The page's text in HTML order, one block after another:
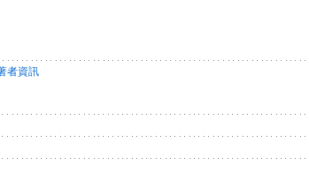
者資訊